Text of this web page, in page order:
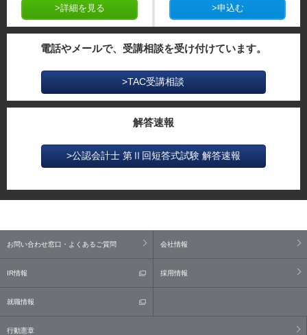
>詳細を見る >申込む
電話やメールで、受講相談を受け付けています。
>TAC受講相談
解答速報
>公認会計士 第Ⅱ回短答式試験 解答速報
お問い合わせ窓口・よくあるご質問 会社情報
IR情報 採用情報
就職情報
行動憲章